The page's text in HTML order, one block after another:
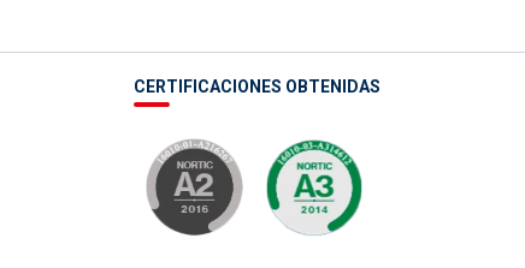
CERTIFICACIONES OBTENIDAS